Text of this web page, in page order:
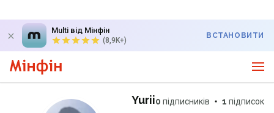
Multi від Мінфін
(8,9K+)
ВСТАНОВИТИ
Yurii0 підписників 1 підписок